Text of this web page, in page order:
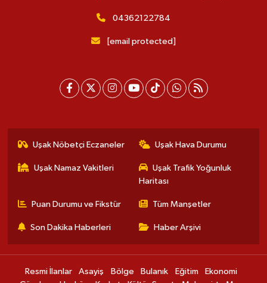
04362122784
[email protected]
Uşak Nöbetçi Eczaneler Uşak Hava Durumu
Uşak Namaz Vakitleri
Uşak Trafik Yoğunluk
Haritası
Puan Durumu ve Fikstür Tüm Manşetler
Son Dakika Haberleri Haber Arşivi
Resmi İlanlar Asayiş Bölge Bulanık Eğitim
Ekonomi